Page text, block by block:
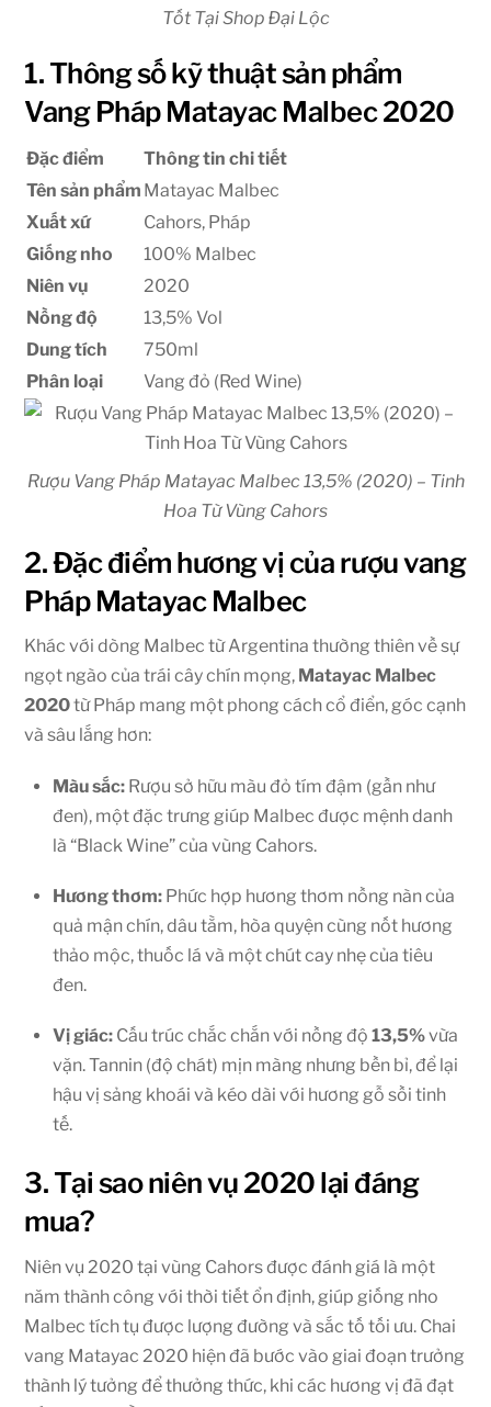
Tốt Tại Shop Đại Lộc
1. Thông số kỹ thuật sản phẩm
Vang Pháp Matayac Malbec 2020
Đặc điểm
Thông tin chi tiết
Tên sản phẩm Matayac Malbec
Xuất xứ
Cahors, Pháp
Giống nho
100% Malbec
Niên vụ
2020
Nồng độ
13,5% Vol
Dung tích
750ml
Phân loại
Vang đỏ (Red Wine)
Rượu Vang Pháp Matayac Malbec 13,5% (2020) – Tinh
Hoa Từ Vùng Cahors
2. Đặc điểm hương vị của rượu vang
Pháp Matayac Malbec
Khác với dòng Malbec từ Argentina thường thiên về sự
ngọt ngào của trái cây chín mọng, Matayac Malbec
2020từ Pháp mang một phong cách cổ điển, góc cạnh
và sâu lắng hơn:
Màu sắc: Rượu sở hữu màu đỏ tím đậm (gần như
đen), một đặc trưng giúp Malbec được mệnh danh
là “Black Wine” của vùng Cahors.
Hương thơm: Phức hợp hương thơm nồng nàn của
quả mận chín, dâu tằm, hòa quyện cùng nốt hương
thảo mộc, thuốc lá và một chút cay nhẹ của tiêu
đen.
Vị giác: Cấu trúc chắc chắn với nồng độ 13,5%vừa
vặn. Tannin (độ chát) mịn màng nhưng bền bỉ, để lại
hậu vị sảng khoái và kéo dài với hương gỗ sồi tinh
tế.
3. Tại sao niên vụ 2020 lại đáng
mua?
Niên vụ 2020 tại vùng Cahors được đánh giá là một
năm thành công với thời tiết ổn định, giúp giống nho
Malbec tích tụ được lượng đường và sắc tố tối ưu. Chai
vang Matayac 2020 hiện đã bước vào giai đoạn trưởng
thành lý tưởng để thưởng thức, khi các hương vị đã đạt